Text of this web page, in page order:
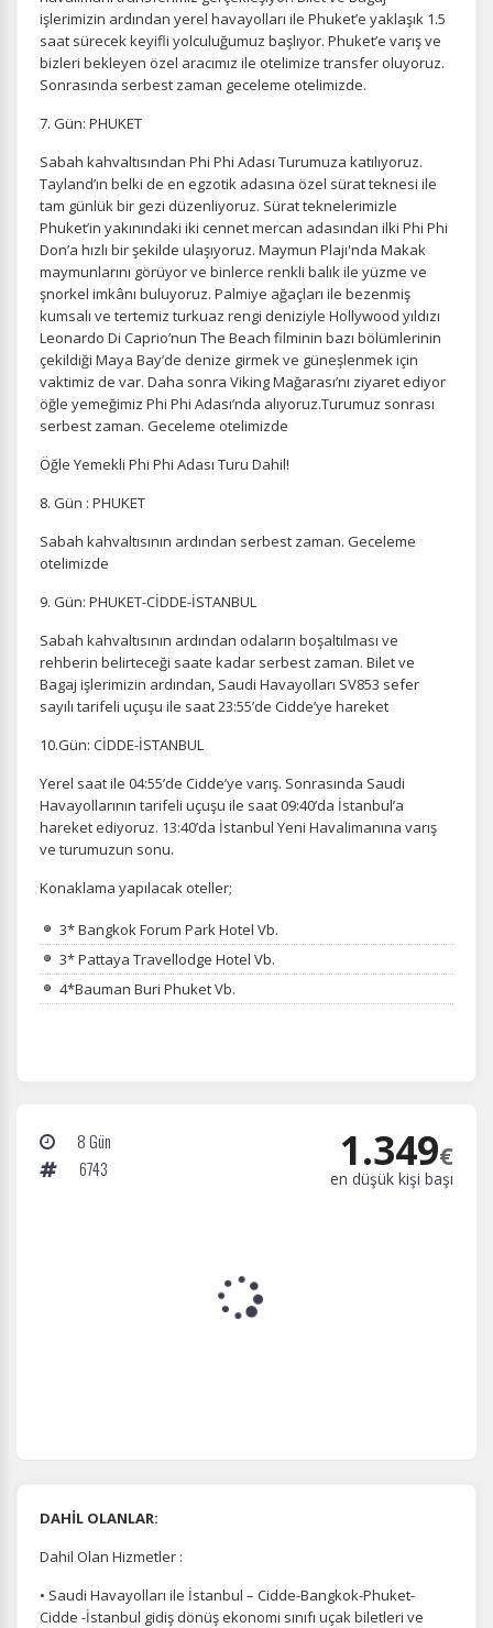
ÇEREZ KULLANIM AYARLARINIZ
Çerez tercihlerinizi
Daha fazla bilgi içinKVKK bilgilendirmemizi,çerez kullanımve
gizlilik koşullarınıinceleyebilirsiniz.
Zorunlu Çerezler HER ZAMAN AKTIF
Oturum yönetimi, güvenlik ve temel site işlevleri için
gereklidir. Bu çerezler olmadan site düzgün çalışmaz ve
devre dışı bırakılamaz.
ölçeriz. Hangi sayfaların popüler olduğunu ve
yardımcı olur.
Pazarlama Çerezleri
Size ve ilgi alanlarınıza uygun reklamlar göstermek için
kullanılır. Kapatırsanız reklamları görmeye devam
edersiniz, ancak daha az alakalı olabilirler.
Tercihleri Kaydet
işlerimizin ardından yerel havayolları ile Phuket’e yaklaşık 1.5
saat sürecek keyifli yolculuğumuz başlıyor. Phuket’e varış ve
bizleri bekleyen özel aracımız ile otelimize transfer oluyoruz.
Sonrasında serbest zaman geceleme otelimizde.
7. Gün: PHUKET
Sabah kahvaltısından Phi Phi Adası Turumuza katılıyoruz.
Tayland’ın belki de en egzotik adasına özel sürat teknesi ile
tam günlük bir gezi düzenliyoruz. Sürat teknelerimizle
Phuket’in yakınındaki iki cennet mercan adasından ilki Phi Phi
Don’a hızlı bir şekilde ulaşıyoruz. Maymun Plajı'nda Makak
maymunlarını görüyor ve binlerce renkli balık ile yüzme ve
şnorkel imkânı buluyoruz. Palmiye ağaçları ile bezenmiş
kumsalı ve tertemiz turkuaz rengi deniziyle Hollywood yıldızı
Leonardo Di Caprio’nun The Beach filminin bazı bölümlerinin
çekildiği Maya Bay’de denize girmek ve güneşlenmek için
vaktimiz de var. Daha sonra Viking Mağarası’nı ziyaret ediyor
öğle yemeğimiz Phi Phi Adası’nda alıyoruz.Turumuz sonrası
serbest zaman. Geceleme otelimizde
Öğle Yemekli Phi Phi Adası Turu Dahil!
8. Gün : PHUKET
Sabah kahvaltısının ardından serbest zaman. Geceleme
otelimizde
9. Gün: PHUKET-CİDDE-İSTANBUL
Sabah kahvaltısının ardından odaların boşaltılması ve
rehberin belirteceği saate kadar serbest zaman. Bilet ve
Bagaj işlerimizin ardından, Saudi Havayolları SV853 sefer
sayılı tarifeli uçuşu ile saat 23:55’de Cidde’ye hareket
10.Gün: CİDDE-İSTANBUL
Yerel saat ile 04:55’de Cidde’ye varış. Sonrasında Saudi
Havayollarının tarifeli uçuşu ile saat 09:40’da İstanbul’a
hareket ediyoruz. 13:40’da İstanbul Yeni Havalimanına varış
ve turumuzun sonu.
Konaklama yapılacak oteller;
3* Bangkok Forum Park Hotel Vb.
3* Pattaya Travellodge Hotel Vb.
4*Bauman Buri Phuket Vb.
8 Gün
6743
1.349€
en düşük kişi başı
DAHİL OLANLAR:
Dahil Olan Hizmetler :
• Saudi Havayolları ile İstanbul – Cidde-Bangkok-Phuket-
Cidde -İstanbul gidiş dönüş ekonomi sınıfı uçak biletleri ve